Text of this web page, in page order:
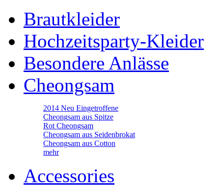
Brautkleider
Hochzeitsparty-Kleider
Besondere Anlässe
Cheongsam
2014 Neu Eingetroffene
Cheongsam aus Spitze
Rot Cheongsam
Cheongsam aus Seidenbrokat
Cheongsam aus Cotton
mehr
Accessories